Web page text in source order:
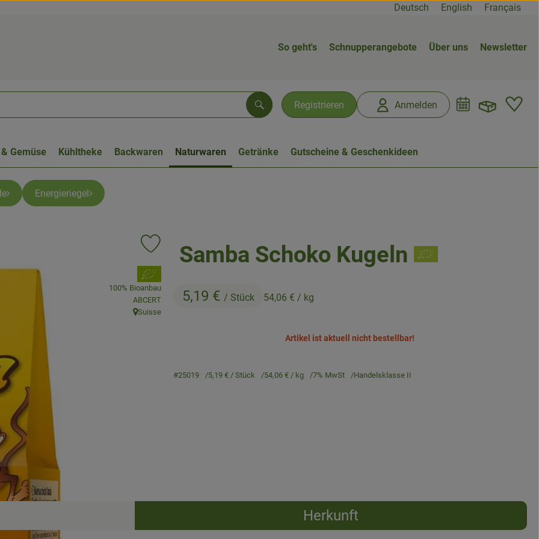
Deutsch English Français
So geht's Schnupperangebote Über uns Newsletter
Registrieren Anmelden
Suchen
Gemüse Kühltheke Backwaren Naturwaren Getränke Gutscheine & Geschenkideen
Energieriegel
Samba Schoko Kugeln
5,19 € / Stück 54,06 € / kg
Produkt zu Favouriten hinzufügen
, Verband:
100% Bioanbau
, Kontrollstelle:
ABCERT
, Herkunft:
Suisse
Artikel ist aktuell nicht bestellbar!
#25019 5,19 € / Stück 54,06 € / kg 7% MwSt Handelsklasse II
Rezepte
Herkunft